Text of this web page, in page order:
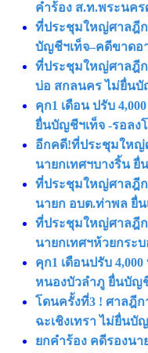
คำร้อง ส.ท.พระนคร
ที่ประชุมใหญ่ศาลฎีก
บัญชีฯเท็จ–คดีขาดอ
ที่ประชุมใหญ่ศาลฎี
บ่อ สกลนคร ไม่ยื่น
คุก1 เดือน ปรับ
ยื่นบัญชีฯเท็จ -รอลง
อีกคดี!ที่ประชุมใหญ่
นายกเทศฯบางริ้น ยื่
ที่ประชุมใหญ่ศาลฎี
นายก อบต.ท่าพล ยื่
ที่ประชุมใหญ่ศาลฎีก
นายกเทศฯห้วยกระ
คุก1 เดือนปรับ
หนองบัวลำภู ยื่นบัญ
โดนครั้งที่3 ! ศาลฎีก
ฉะเชิงเทรา ไม่ยื่นบั
ยกคำร้อง คดีรองน